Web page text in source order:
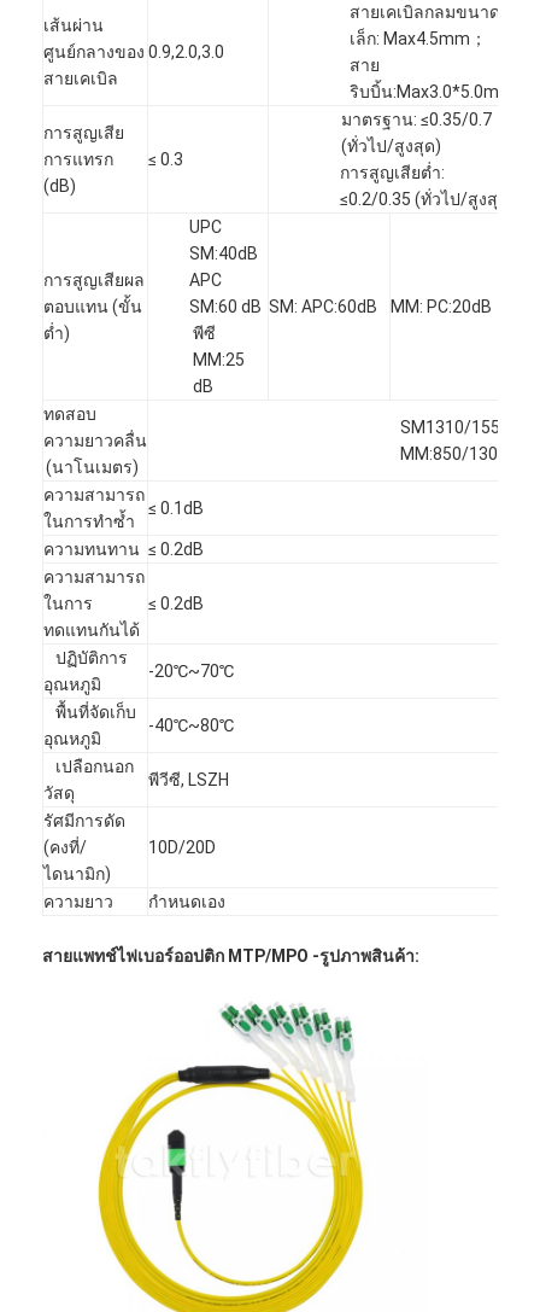
สินค้า
เกี่ยวกับเรา
ควบคุมคุณภาพ
ข่าว
พูดคุยกันเดี๋ยวนี้
MPO MTP
WDM MUX DEMUX
แยก PLC ไฟเบอร์ออปติก
สายไฟเบอร์ออปติก
Patchcord ไฟเบอร์ออปติก
ผมเปียไฟเบอร์ออปติก
อะแดปเตอร์ใยแก้วนำแสง
ช่องเสียบสายไฟเบอร์ออปติก
กล่องเลิกจ้างไฟเบอร์ออปติก
แผงแพทช์ไฟเบอร์ออปติก
โมดูลรับส่งสัญญาณแสง
ไฟเบอร์ออปติก Media Converter
สวิตช์ไฟเบอร์อีเธอร์เน็ต
เส้นผ่าน
ศูนย์กลางของ
สายเคเบิล
0.9,2.0,3.0
สายเคเบิลกลมขนาด
เล็ก: Max4.5mm；
สาย
ริบบิ้น:Max3.0*5.0mm
การสูญเสีย
การแทรก
(dB)
≤ 0.3
มาตรฐาน: ≤0.35/0.7
(ทั่วไป/สูงสุด)
การสูญเสียต่ำ:
≤0.2/0.35 (ทั่วไป/สูงสุด)
การสูญเสียผล
ตอบแทน (ขั้น
ต่ำ)
UPC
SM:40dB
APC
SM:60 dB
พีซี
MM:25
dB
SM: APC:60dB MM: PC:20dB
ทดสอบ
ความยาวคลื่น
(นาโนเมตร)
SM1310/1550
MM:850/1300
ความสามารถ
ในการทำซ้ำ
≤ 0.1dB
ความทนทาน ≤ 0.2dB
ความสามารถ
ในการ
ทดแทนกันได้
≤ 0.2dB
ปฏิบัติการ
อุณหภูมิ
-20℃~70℃
พื้นที่จัดเก็บ
อุณหภูมิ
-40℃~80℃
เปลือกนอก
วัสดุ
พีวีซี, LSZH
รัศมีการดัด
(คงที่/
ไดนามิก)
10D/20D
ความยาว กำหนดเอง
สายแพทช์ไฟเบอร์ออปติก MTP/MPO -รูปภาพสินค้า: